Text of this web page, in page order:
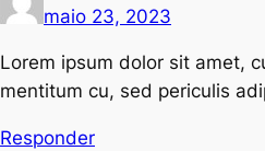
maio 23, 2023
Lorem ipsum dolor sit amet,
mentitum cu, sed periculis
Responder